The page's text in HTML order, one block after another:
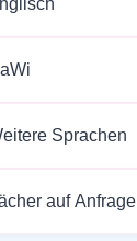
Sprachen
auf Anfrage